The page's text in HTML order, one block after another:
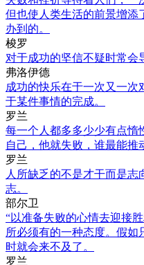
但也使人类生活的前景增添
办到的。
梭罗
对于成功的坚信不疑时常会
弗洛伊德
成功的快乐在于一次又一次
于某件事情的完成。
罗兰
每一个人都多多少少有点惰
自己，他就失败，谁最能推
罗兰
人所缺乏的不是才干而是
志。
部尔卫
“以准备失败的心情去迎接
所必须有的一种态度。假如
时就会来不及了。
罗兰